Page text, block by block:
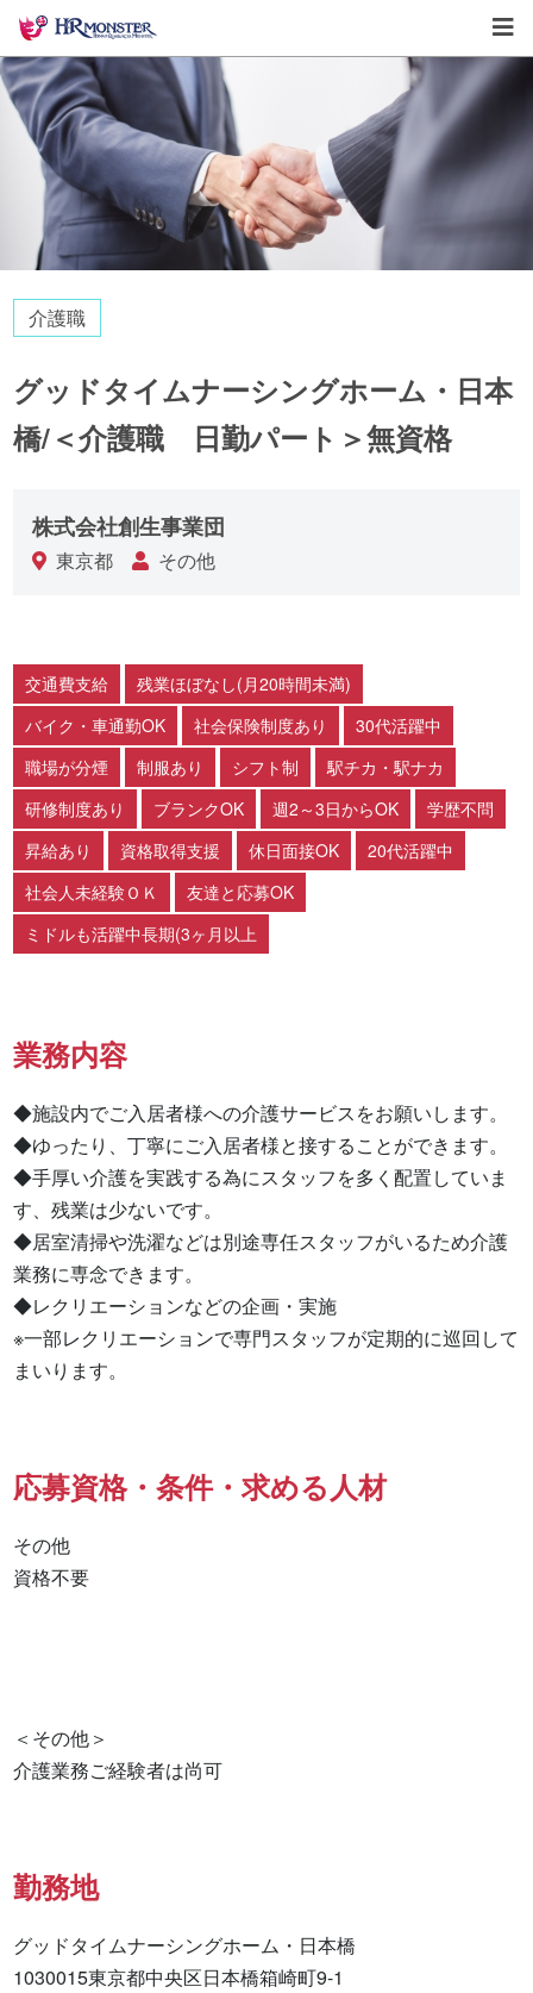
介護職
グッドタイムナーシングホーム・日本
橋/＜介護職 日勤パート＞無資格
株式会社創生事業団
東京都 その他
交通費支給
残業ほぼなし(月20時間未満)
バイク・車通勤OK
社会保険制度あり
30代活躍中
職場が分煙
制服あり シフト制
駅チカ・駅ナカ
研修制度あり
ブランクOK 週2～3日からOK
学歴不問
昇給あり
資格取得支援 休日面接OK
20代活躍中
社会人未経験ＯＫ
友達と応募OK
ミドルも活躍中長期(3ヶ月以上
業務内容
◆施設内でご入居者様への介護サービスをお願いします。
◆ゆったり、丁寧にご入居者様と接することができます。
◆手厚い介護を実践する為にスタッフを多く配置していま
す、残業は少ないです。
◆居室清掃や洗濯などは別途専任スタッフがいるため介護
業務に専念できます。
◆レクリエーションなどの企画・実施
※一部レクリエーションで専門スタッフが定期的に巡回して
まいります。
応募資格・条件・求める人材
その他
資格不要
＜その他＞
介護業務ご経験者は尚可
勤務地
グッドタイムナーシングホーム・日本橋
1030015東京都中央区日本橋箱崎町9-1